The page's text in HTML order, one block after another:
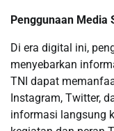
Penggunaan Media
Di era digital ini,
menyebarkan
TNI dapat
Instagram, Twitter,
informasi langsung